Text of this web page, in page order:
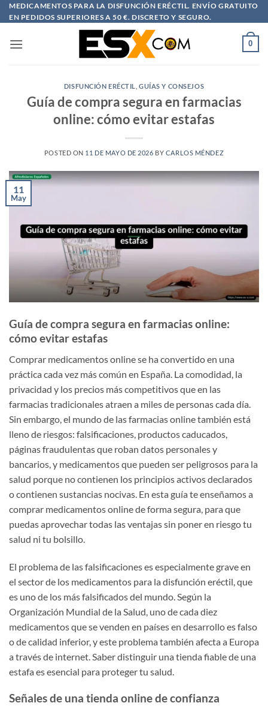
Saltar
al
MEDICAMENTOS PARA LA DISFUNCIÓN ERÉCTIL. ENVÍO GRATUITO
EN PEDIDOS SUPERIORES A 50 €. DISCRETO Y SEGURO.
0
DISFUNCIÓN ERÉCTIL ,GUÍAS Y CONSEJOS
Guía de compra segura en farmacias
online: cómo evitar estafas
POSTED ON 11 DE MAYO DE 2026 BY CARLOS MÉNDEZ
11
May
Guía de compra segura en farmacias online:
cómo evitar estafas
Comprar medicamentos online se ha convertido en una
práctica cada vez más común en España. La comodidad, la
privacidad y los precios más competitivos que en las
farmacias tradicionales atraen a miles de personas cada día.
Sin embargo, el mundo de las farmacias online también está
lleno de riesgos: falsificaciones, productos caducados,
páginas fraudulentas que roban datos personales y
bancarios, y medicamentos que pueden ser peligrosos para la
salud porque no contienen los principios activos declarados
o contienen sustancias nocivas. En esta guía te enseñamos a
comprar medicamentos online de forma segura, para que
puedas aprovechar todas las ventajas sin poner en riesgo tu
salud ni tu bolsillo.
El problema de las falsificaciones es especialmente grave en
el sector de los medicamentos para la disfunción eréctil, que
es uno de los más falsificados del mundo. Según la
Organización Mundial de la Salud, uno de cada diez
medicamentos que se venden en países en desarrollo es falso
o de calidad inferior, y este problema también afecta a Europa
a través de internet. Saber distinguir una tienda fiable de una
estafa es esencial para proteger tu salud.
Señales de una tienda online de confianza